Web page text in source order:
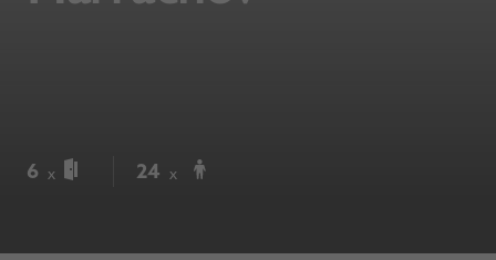
6 x 24 x